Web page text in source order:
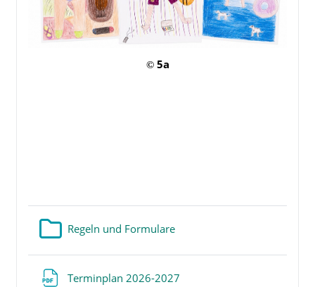
©5a
Regeln und FormulareVerzeichnis
Terminplan 2026-2027